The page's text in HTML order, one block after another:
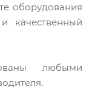
оборудования
качественный
любыми